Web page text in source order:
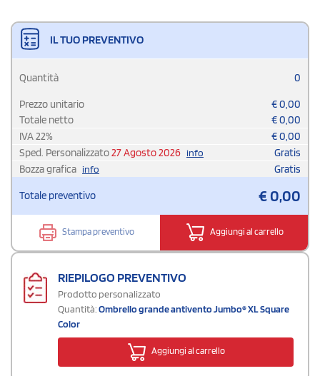
IL TUO PREVENTIVO
Quantità 0
Prezzo unitario €0,00
Totale netto
€0,00
IVA22% €0,00
Sped. Personalizzato27 Agosto 2026 info
Gratis
Bozza grafica info Gratis
Totale preventivo €0,00
Stampa preventivo Aggiungi al carrello
RIEPILOGO PREVENTIVO
Prodotto personalizzato
Quantità:Ombrello grande antivento Jumbo® XL Square
Color
Aggiungi al carrello